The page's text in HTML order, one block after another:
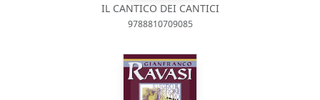
IL CANTICO DEI CANTICI
9788810709085